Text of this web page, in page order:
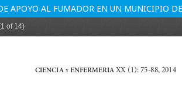
APOYO AL FUMADOR EN UN MUNICIPIO